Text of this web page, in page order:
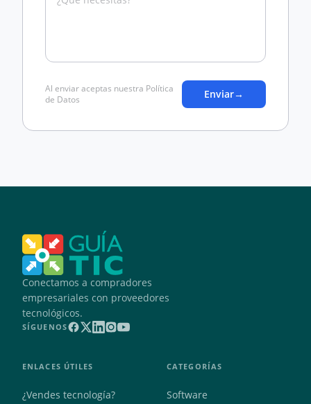
Al enviar aceptas nuestra Política
de Datos
Enviar→
Conectamos a compradores
empresariales con proveedores
tecnológicos.
SÍGUENOS
ENLACES ÚTILES
¿Vendes tecnología?
CATEGORÍAS
Software